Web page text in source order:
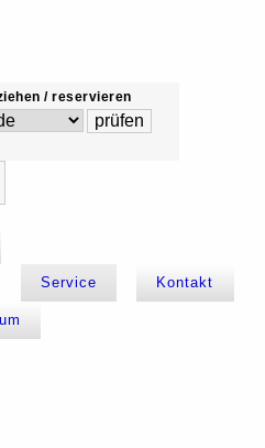
/ reservieren
Service Kontakt